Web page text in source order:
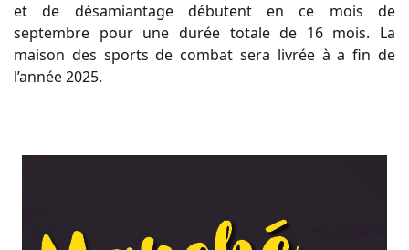
et de désamiantage débutent en ce mois de
septembre pour une durée totale de 16 mois. La
maison des sports de combat sera livrée à a fin de
l’année 2025.